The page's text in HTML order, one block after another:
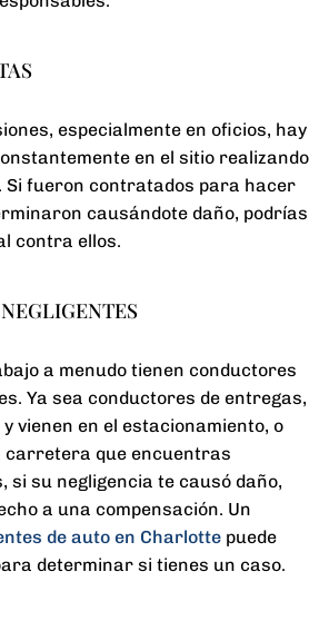
especialmente en oficios, hay
en el sitio realizando
Si fueron contratados para hacer
causándote daño, podrías
contra ellos.
a menudo tienen conductores
Ya sea conductores de entregas,
vienen en el estacionamiento, o
carretera que encuentras
si su negligencia te causó daño,
a una compensación. Un
de auto en Charlotte puede
determinar si tienes un caso.